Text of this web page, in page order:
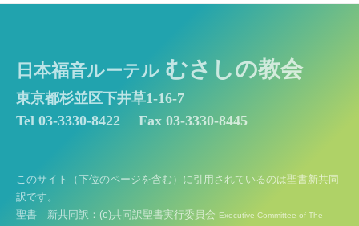
日本福音ルーテル むさしの教会
東京都杉並区下井草1-16-7
Tel 03-3330-8422
Fax 03-3330-8445
このサイト（下位のページを含む）に引用されているのは聖書新共同
訳です。
聖書 新共同訳：(c)共同訳聖書実行委員会 Executive Committee of The